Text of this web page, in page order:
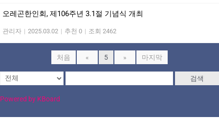
오레곤한인회, 제106주년 3.1절 기념식 개최
관리자 | 2025.03.02 | 추천 0 | 조회 2462
처음 « 5 » 마지막
검색
Powered by KBoard